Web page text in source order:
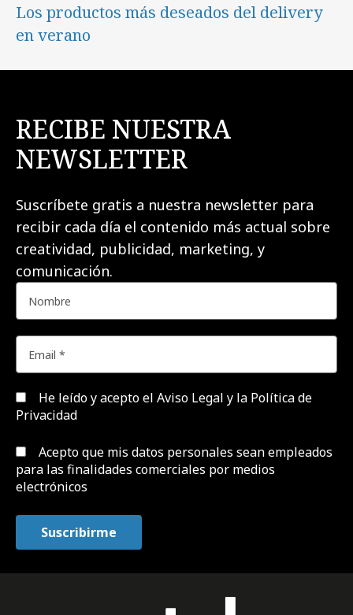
Los productos más deseados del delivery
en verano
RECIBE NUESTRA
NEWSLETTER
Suscríbete gratis a nuestra newsletter para
recibir cada día el contenido más actual sobre
creatividad, publicidad, marketing, y
comunicación.
He leído y acepto el Aviso Legal y la Política de
Privacidad
Acepto que mis datos personales sean empleados
para las finalidades comerciales por medios
electrónicos